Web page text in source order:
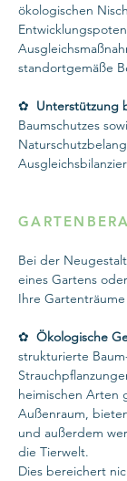
ökologischen
standortgemäße
✿ Unterstützung
Baumschutzes
Bei der
eines Gartens
Ihre
✿ Ökologische
strukturierte
heimischen Arten
Außenraum,
und außerdem
die Tierwelt.
Dies bereichert